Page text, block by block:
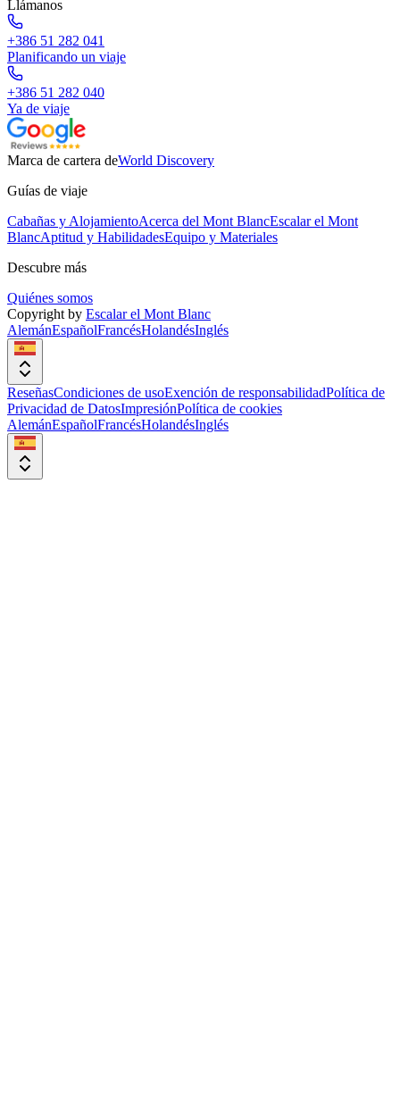
Llámanos
+386 51 282 041
Planificando un viaje
+386 51 282 040
Ya de viaje
Marca de cartera deWorld Discovery
Guías de viaje
Cabañas y AlojamientoAcerca del Mont BlancEscalar el Mont
BlancAptitud y HabilidadesEquipo y Materiales
Descubre más
Quiénes somos
Copyright by Escalar el Mont Blanc
AlemánEspañolFrancésHolandésInglés
ReseñasCondiciones de usoExención de responsabilidadPolítica de
Privacidad de DatosImpresiónPolítica de cookies
AlemánEspañolFrancésHolandésInglés